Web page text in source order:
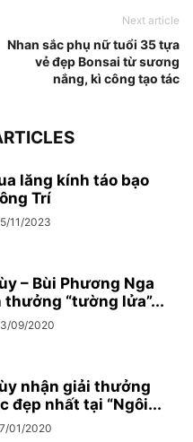
Next article
Nhan sắc phụ nữ tuổi 35 tựa
vẻ đẹp Bonsai từ sương
nắng, kì công tạo tác
lăng kính táo bạo
Trí
11/2023
– Bùi Phương Nga
thưởng “tường lửa”...
09/2020
nhận giải thưởng
đẹp nhất tại “Ngôi...
01/2020